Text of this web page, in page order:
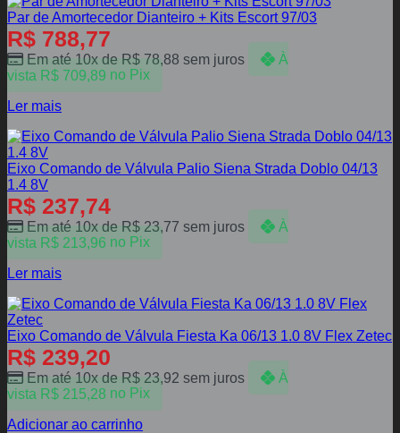
Par de Amortecedor Dianteiro + Kits Escort 97/03
R$ 788,77
Em até 10x de R$ 78,88 sem juros
À
vista R$ 709,89 no Pix
Ler mais
Eixo Comando de Válvula Palio Siena Strada Doblo 04/13
1.4 8V
R$ 237,74
Em até 10x de R$ 23,77 sem juros
À
vista R$ 213,96 no Pix
Ler mais
Eixo Comando de Válvula Fiesta Ka 06/13 1.0 8V Flex Zetec
R$ 239,20
Em até 10x de R$ 23,92 sem juros
À
vista R$ 215,28 no Pix
Adicionar ao carrinho